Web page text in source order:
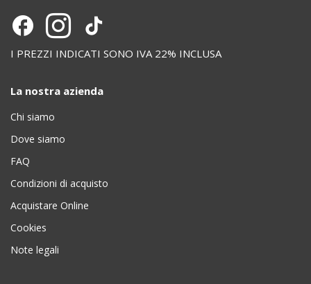
I PREZZI INDICATI SONO IVA 22% INCLUSA
La nostra azienda
Chi siamo
Dove siamo
FAQ
Condizioni di acquisto
Acquistare Online
Cookies
Note legali